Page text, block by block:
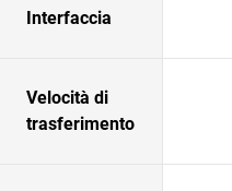
Interfaccia
Velocità di
trasferimento